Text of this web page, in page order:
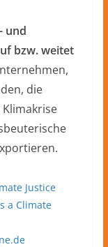
und
bzw. weitet
die
Justice
a Climate